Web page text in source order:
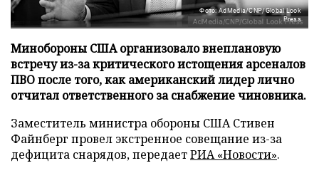
Фото: AdMedia/CNP/Global Look
Press
Минобороны США организовало внеплановую
встречу из-за критического истощения арсеналов
ПВО после того, как американский лидер лично
отчитал ответственного за снабжение чиновника.
Заместитель министра обороны США Стивен
Файнберг провел экстренное совещание из-за
дефицита снарядов, передаетРИА «Новости».